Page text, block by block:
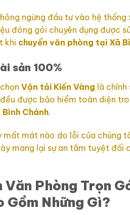
ngừng đầu tư vào hệ
đóng gói chuyên dụng được
khi chuyển văn phòng tại Xã
sản 100%
Vận tải Kiến Vàng là chính
được bảo hiểm toàn diện
Chánh.
mất mát nào do lỗi của chúng
mang lại sự an tâm tuyệt đối
Văn Phòng Trọn
Gồm Những Gì?